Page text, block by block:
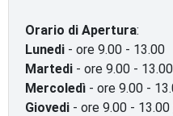
Orario di Apertura:
Lunedi - ore 9.00 - 13.00
Martedi - ore 9.00 -
Mercoledì - ore 9.00 -
Giovedi - ore 9.00 -